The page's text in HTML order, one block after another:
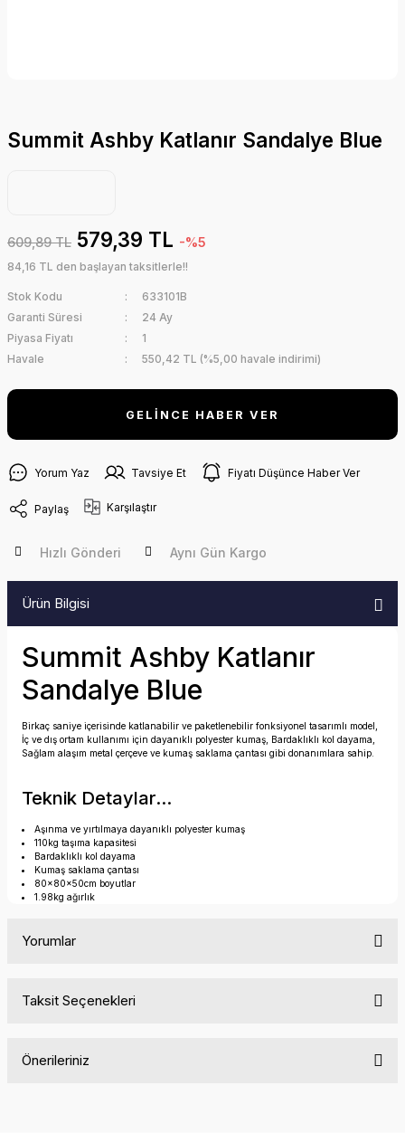
Summit Ashby Katlanır Sandalye Blue
609,89 TL 579,39 TL -%5
84,16 TL den başlayan taksitlerle!!
Stok Kodu
633101B
Garanti Süresi
24 Ay
Piyasa Fiyatı
1
Havale
550,42 TL (%5,00 havale indirimi)
GELİNCE HABER VER
Yorum Yaz Tavsiye Et Fiyatı Düşünce Haber Ver
Paylaş Karşılaştır
Hızlı Gönderi Aynı Gün Kargo
Ürün Bilgisi
Summit Ashby Katlanır
Sandalye Blue
Birkaç saniye içerisinde katlanabilir ve paketlenebilir fonksiyonel tasarımlı model,
İç ve dış ortam kullanımı için dayanıklı polyester kumaş, Bardaklıklı kol dayama,
Sağlam alaşım metal çerçeve ve kumaş saklama çantası gibi donanımlara sahip.
Teknik Detaylar...
Aşınma ve yırtılmaya dayanıklı polyester kumaş
110kg taşıma kapasitesi
Bardaklıklı kol dayama
Kumaş saklama çantası
80x80x50cm boyutlar
1.98kg ağırlık
Yorumlar
Taksit Seçenekleri
Önerileriniz